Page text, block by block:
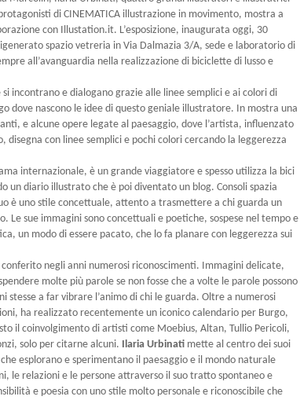
di CINEMATICA illustrazione in movimento, mostra a
con Illustation.it. L’esposizione, inaugurata oggi, 30
spazio vetreria in Via Dalmazia 3/A, sede e laboratorio di
all’avanguardia nella realizzazione di biciclette di lusso e
incontrano e dialogano grazie alle linee semplici e ai colori di
dove nascono le idee di questo geniale illustratore. In mostra una
e alcune opere legate al paesaggio, dove l’artista, influenzato
con linee semplici e pochi colori cercando la leggerezza
internazionale, è un grande viaggiatore e spesso utilizza la bici
un diario illustrato che è poi diventato un blog. Consoli spazia
è uno stile concettuale, attento a trasmettere a chi guarda un
Le sue immagini sono concettuali e poetiche, sospese nel tempo e
un modo di essere pacato, che lo fa planare con leggerezza sui
conferito negli anni numerosi riconoscimenti. Immagini delicate,
molte più parole se non fosse che a volte le parole possono
stesse a far vibrare l’animo di chi le guarda. Oltre a numerosi
ha realizzato recentemente un iconico calendario per Burgo,
il coinvolgimento di artisti come Moebius, Altan, Tullio Pericoli,
solo per citarne alcuni. Ilaria Urbinati mette al centro dei suoi
esplorano e sperimentano il paesaggio e il mondo naturale
le relazioni e le persone attraverso il suo tratto spontaneo e
e poesia con uno stile molto personale e riconoscibile che